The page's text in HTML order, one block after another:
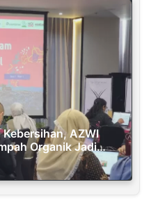
AZWI
Organik Jadi